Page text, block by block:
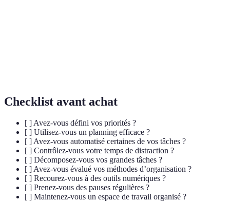
Checklist avant achat
[ ] Avez-vous défini vos priorités ?
[ ] Utilisez-vous un planning efficace ?
[ ] Avez-vous automatisé certaines de vos tâches ?
[ ] Contrôlez-vous votre temps de distraction ?
[ ] Décomposez-vous vos grandes tâches ?
[ ] Avez-vous évalué vos méthodes d’organisation ?
[ ] Recourez-vous à des outils numériques ?
[ ] Prenez-vous des pauses régulières ?
[ ] Maintenez-vous un espace de travail organisé ?